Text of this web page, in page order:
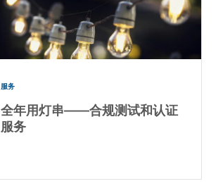
服务
全年用灯串——合规测试和认证
服务